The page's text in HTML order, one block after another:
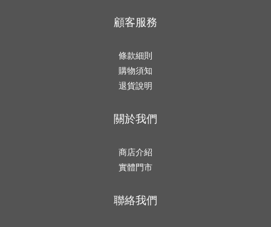
顧客服務
條款細則
購物須知
退貨說明
關於我們
商店介紹
實體門市
聯絡我們